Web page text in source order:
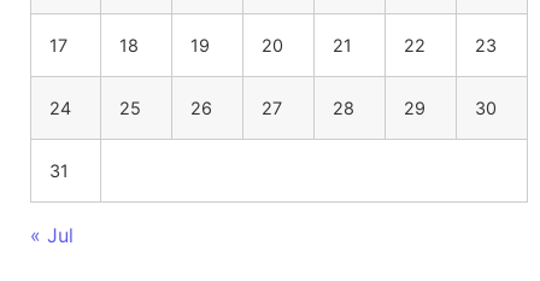
17 18 19 20 21 22 23
24 25 26 27 28 29 30
31
« Jul